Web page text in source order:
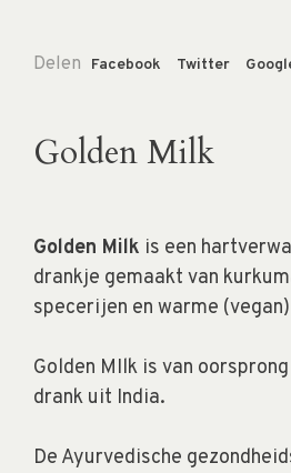
Delen Facebook Twitter
Golden Milk
Golden Milk is een
drankje gemaakt van
specerijen en warme
Golden MIlk is van
drank uit India.
De Ayurvedische